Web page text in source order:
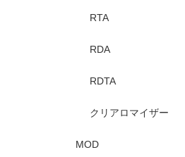
RTA
RDA
RDTA
クリアロマイザー
MOD